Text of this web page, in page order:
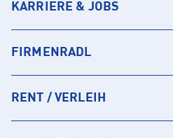
KARRIERE & JOBS
FIRMENRADL
RENT / VERLEIH